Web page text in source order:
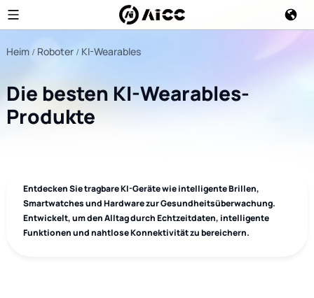
Heim Roboter KI-Wearables
Die besten KI-Wearables-
Produkte
Entdecken Sie tragbare KI-Geräte wie intelligente Brillen,
Smartwatches und Hardware zur Gesundheitsüberwachung.
Entwickelt, um den Alltag durch Echtzeitdaten, intelligente
Funktionen und nahtlose Konnektivität zu bereichern.